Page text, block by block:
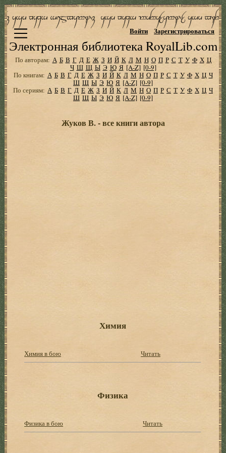
Электронная библиотека RoyalLib.com
Войти Зарегистрироваться
По авторам: А Б В Г Д Е Ж З И Й К Л М Н О П Р С Т У Ф Х Ц
Ч Ш Щ Ы Э Ю Я [A-Z] [0-9]
По книгам: А Б В Г Д Е Ж З И Й К Л М Н О П Р С Т У Ф Х Ц Ч
Ш Щ Ы Э Ю Я [A-Z] [0-9]
По сериям: А Б В Г Д Е Ж З И Й К Л М Н О П Р С Т У Ф Х Ц Ч
Ш Щ Ы Э Ю Я [A-Z] [0-9]
Жуков В. - все книги автора
Химия
Химия в бою Читать
Физика
Физика в бою Читать